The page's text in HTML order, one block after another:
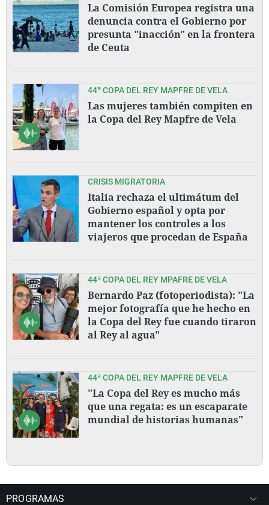
La Comisión Europea registra una
denuncia contra el Gobierno por
presunta "inacción" en la frontera
de Ceuta
44ª COPA DEL REY MAPFRE DE VELA
Las mujeres también compiten en
la Copa del Rey Mapfre de Vela
CRISIS MIGRATORIA
Italia rechaza el ultimátum del
Gobierno español y opta por
mantener los controles a los
viajeros que procedan de España
44ª COPA DEL REY MPAFRE DE VELA
Bernardo Paz (fotoperiodista): "La
mejor fotografía que he hecho en
la Copa del Rey fue cuando tiraron
al Rey al agua"
44ª COPA DEL REY MAPFRE DE VELA
"La Copa del Rey es mucho más
que una regata: es un escaparate
mundial de historias humanas"
PROGRAMAS